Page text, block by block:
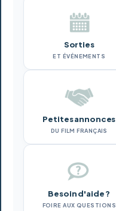
Sorties
ET ÉVÉNEMENTS
Petites annonces
DU FILM FRANÇAIS
Besoin d'aide ?
FOIRE AUX QUESTIONS